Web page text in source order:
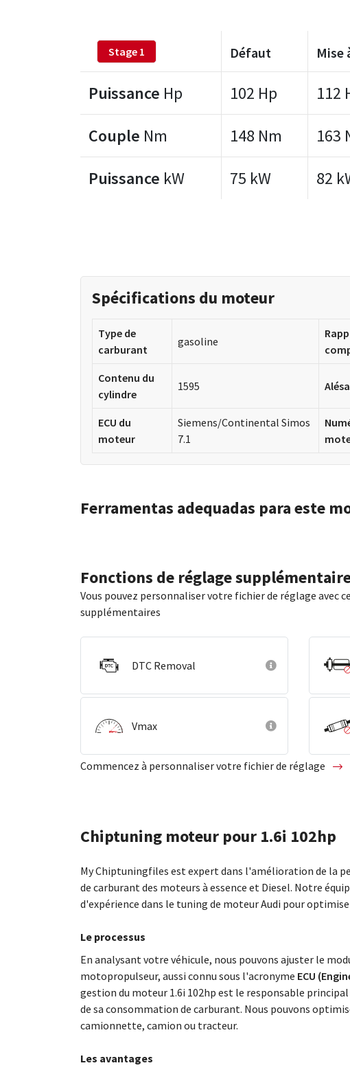
Stage 1 Défaut Mise
Puissance Hp 102 Hp 112
Couple Nm 148 Nm 163
Puissance kW 75 kW 82
Spécifications du moteur
Type de
carburant
gasoline
Contenu du
cylindre
1595
ECU du
moteur
Siemens/Continental Simos
7.1
Ferramentas adequadas para este
Fonctions de réglage
Vous pouvez personnaliser votre fichier de réglage avec
supplémentaires
DTC Removal
Vmax
Commencez à personnaliser votre fichier de réglage
Chiptuning moteur pour 1.6i 102hp
My Chiptuningfiles est expert dans l'amélioration de la
de carburant des moteurs à essence et Diesel. Notre
d'expérience dans le tuning de moteur Audi pour
Le processus
En analysant votre véhicule, nous pouvons ajuster le
motopropulseur, aussi connu sous l'acronyme ECU
gestion du moteur 1.6i 102hp est le responsable
de sa consommation de carburant. Nous pouvons
camionnette, camion ou tracteur.
Les avantages